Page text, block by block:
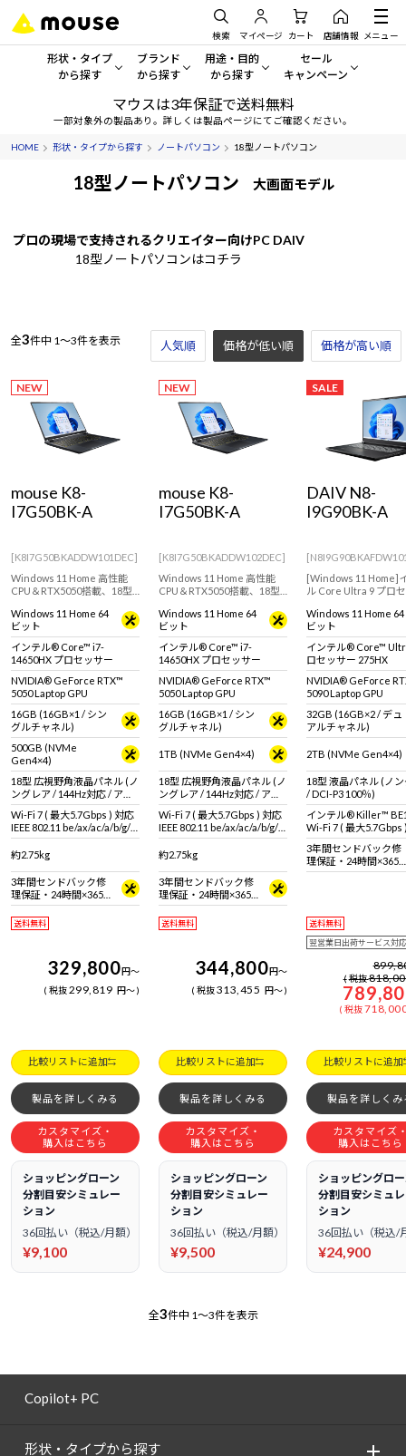
検索 マイページ カート 店舗情報 メニュー
形状・タイプ
から探す
形状・タイプから探す をすべてみる
デスクトップPC
ノートPC
タブレット
ワークステーション
Windows 11
ブランド
から探す
mouse
G TUNE
DAIV
iiyama
用途・目的
から探す
一般向けパソコン
ゲーミングPC・ゲーム向けパソコン
ビジネス向けパソコン
スペック/パーツ別
Windows 11
セール
キャンペーン
セール・キャンペー
期間限定セール
Windows 11|Copilot+ PC
マウスは3年保証で送料無料
一部対象外の製品あり。詳しくは製品ページにてご確認ください。
HOME 形状・タイプから探す ノートパソコン 18型ノートパソコン
18型ノートパソコン 大画面モデル
プロの現場で支持されるクリエイター向けPC DAIV
18型ノートパソコンはコチラ
全3件中 1～3件を表示 人気順 価格が低い順 価格が高い順
NEW
mouse K8-
I7G50BK-A
[K8I7G50BKADDW101DEC]
Windows 11 Home 高性能
CPU＆RTX5050搭載、18型
鑑賞にも対応、普段使いか
らゲームまで幅広く使える
ノートPC！
Windows 11 Home 64
ビット
インテル® Core™ i7-
14650HX プロセッサー
NVIDIA® GeForce RTX™
5050 Laptop GPU
16GB (16GB×1 / シン
グルチャネル)
500GB (NVMe
Gen4×4)
18型 広視野角液晶パネル (ノ
ングレア / 144Hz対応 / アス
ペクト比16:10)
Wi-Fi 7 ( 最大5.7Gbps ) 対応
IEEE 802.11 be/ax/ac/a/b/g/n
準拠 ＋ Bluetooth 5内蔵
約2.75kg
3年間センドバック修
理保証・24時間×365
日電話サポート
送料無料
329,800円～
税抜299,819 円～
比較リストに追加
製品を詳しくみる
カスタマイズ・
購入はこちら
ショッピングローン
分割目安シミュレー
ション
36回払い（税込/月額）
¥9,100
NEW
mouse K8-
I7G50BK-A
[K8I7G50BKADDW102DEC]
Windows 11 Home 高性能
CPU＆RTX5050搭載、18型
鑑賞にも対応、普段使いか
らゲームまで幅広く使える
ノートPC！
Windows 11 Home 64
ビット
インテル® Core™ i7-
14650HX プロセッサー
NVIDIA® GeForce RTX™
5050 Laptop GPU
16GB (16GB×1 / シン
グルチャネル)
1TB (NVMe Gen4×4)
18型 広視野角液晶パネル (ノ
ングレア / 144Hz対応 / アス
ペクト比16:10)
Wi-Fi 7 ( 最大5.7Gbps ) 対応
IEEE 802.11 be/ax/ac/a/b/g/n
準拠 ＋ Bluetooth 5内蔵
約2.75kg
3年間センドバック修
理保証・24時間×365
日電話サポート
送料無料
344,800円～
税抜313,455 円～
比較リストに追加
製品を詳しくみる
カスタマイズ・
購入はこちら
ショッピングローン
分割目安シミュレー
ション
36回払い（税込/月額）
¥9,500
SALE
DAIV N8-
I9G90BK-A
[Windows 11 Home]
ル Core Ultra 9 プロ
GPUを搭載したモデ
モデルやVRのレンダ
におすすめなフラグ
ノートPC
Windows 11 Home 64
ビット
インテル® Core™
ロセッサー 275HX
NVIDIA® GeForce
5090 Laptop GPU
32GB (16GB×2 / デュ
アルチャネル)
2TB (NVMe Gen4×4)
18型 液晶パネル (ノ
/ DCI-P3 100％)
インテル® Killer™
Wi-Fi 7 ( 最大5.7Gbps
IEEE 802.11 be/ax/ac/
準拠 ＋ Bluetooth 5内
3年間センドバック修
理保証・24時間×365
日電話サポート
送料無料
翌営業日出荷サービス対応
税抜
税抜
比較リストに追加
製品を詳しくみ
カスタマイズ
購入はこちら
ショッピングロ
分割目安シミュ
ション
36回払い（税込/
¥24,900
全3件中 1～3件を表示
Copilot+ PC
形状・タイプから探す